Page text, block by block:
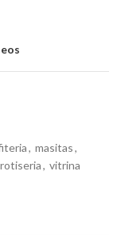
, masitas,
rotiseria, vitrina